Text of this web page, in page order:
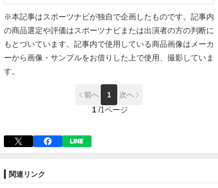
※本記事はスポーツナビが独自で企画したものです。記事内
の商品選定や評価はスポーツナビまたは出演者の方の判断に
もとづいています。記事内で使用している商品画像はメーカ
ーから画像・サンプルをお借りした上で使用、撮影していま
す。
前へ 1
次へ
1 /1ページ
関連リンク